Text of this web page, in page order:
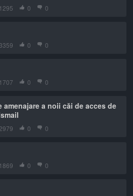
1295 0 0
3359 0 0
1707 0 0
amenajare a noii căi de acces de
2979 0 0
1869 0 0